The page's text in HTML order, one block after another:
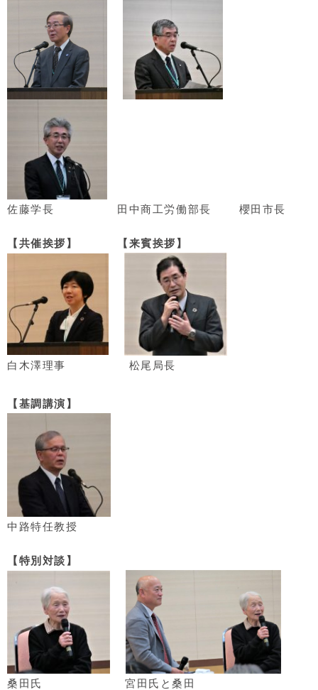
佐藤学長 田中商工労働部長 櫻田市長
【共催挨拶】 【来賓挨拶】
白木澤理事 松尾局長
【基調講演】
中路特任教授
【特別対談】
桑田氏 宮田氏と桑田